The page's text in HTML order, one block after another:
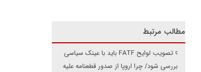
مطالب مرتبط
تصویب لوایح FATF باید با عینک سیاسی
بررسی شود/ چرا اروپا از صدور قطعنامه علیه